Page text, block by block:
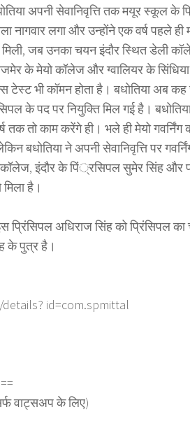
अपनी सेवानिवृत्ति तक मयूर स्कूल के
नागवार लगा और उन्होंने एक वर्ष पहले
जब उनका चयन इंदौर स्थित डेली
के मेयो कॉलेज और ग्वालियर के
टेस्ट भी कॉमन होता है। बधोतिया अब
के पद पर नियुक्ति मिल गई है।
तो काम करेंगे ही। भले ही मेयो गवर्निंग
बधोतिया ने अपनी सेवानिवृत्ति पर
कॉलेज, इंदौर के पिं्रसिपल सुमेर सिंह और
मिला है।
अधिराज सिंह को प्रिंसिपल का
के पुत्र है।
id=com.spmittal
वाट्सअप के लिए)